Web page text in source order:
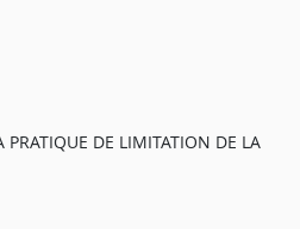
DE LIMITATION DE LA